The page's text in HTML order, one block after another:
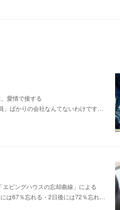
情で接する
りの会社なんてないわけです…
エビングハウスの忘却曲線」による
は67％忘れる・2日後には72％忘れ…